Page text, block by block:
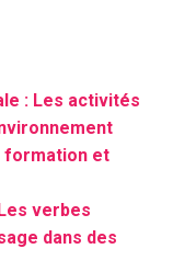
: Les activités
formation et
verbes
dans des